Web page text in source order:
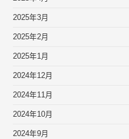
2025年3月
2025年2月
2025年1月
2024年12月
2024年11月
2024年10月
2024年9月